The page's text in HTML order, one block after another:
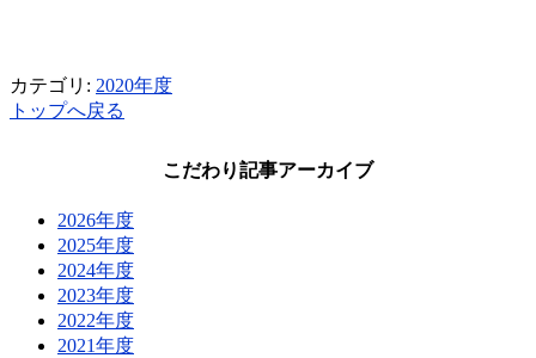
カテゴリ: 2020年度
トップへ戻る
こだわり記事アーカイブ
2026年度
2025年度
2024年度
2023年度
2022年度
2021年度